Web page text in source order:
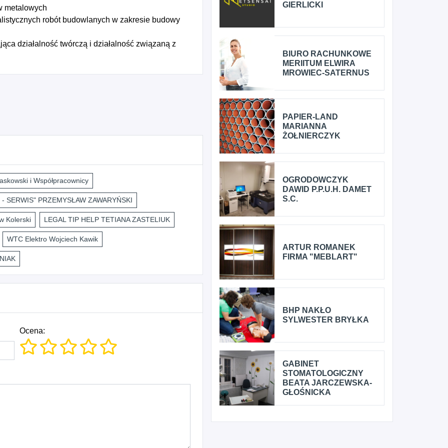
metalowych
robót budowlanych w zakresie budowy
działalność twórczą i działalność związaną z
i Współpracownicy
SERWIS" PRZEMYSŁAW ZAWARYŃSKI
Kolerski LEGAL TIP HELP TETIANA ZASTELIUK
WTC Elektro Wojciech Kawik
Ocena:
GIERLICKI
BIURO RACHUNKOWE
MERIITUM ELWIRA
MROWIEC-SATERNUS
PAPIER-LAND
MARIANNA
ŻOŁNIERCZYK
OGRODOWCZYK
DAWID P.P.U.H. DAMET
S.C.
ARTUR ROMANEK
FIRMA "MEBLART"
BHP NAKŁO
SYLWESTER BRYŁKA
GABINET
STOMATOLOGICZNY
BEATA JARCZEWSKA-
GŁOŚNICKA